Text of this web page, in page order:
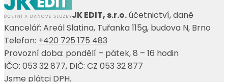
JK EDIT, s.r.o.účetnictví, daně
Kancelář: Areál Slatina, Tuřanka 115g, budova N, Brno
Telefon: +420 725 175 483
Provozní doba: pondělí – pátek, 8 – 16 hodin
IČO: 053 32 877, DIČ: CZ 053 32 877
Jsme plátci DPH.